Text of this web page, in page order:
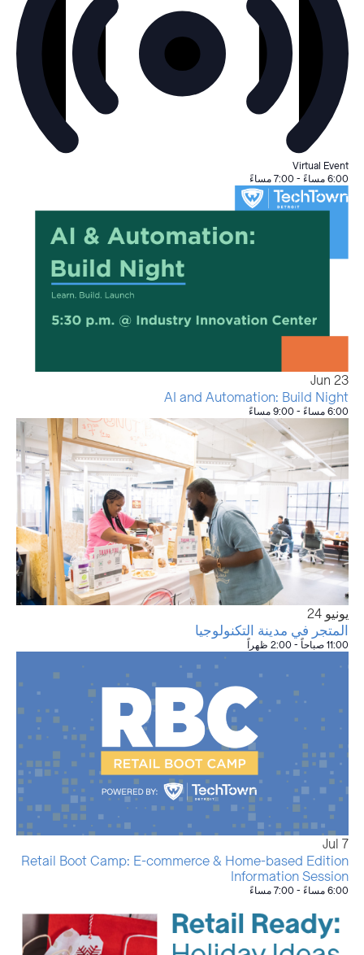
Virtual Event
6:00 مساءً
-7:00 مساءً
Jun23
AI and Automation: Build Night
6:00 مساءً -9:00 مساءً
يونيو24
المتجر في مدينة التكنولوجيا
11:00 صباحاً -2:00 ظهراً
Jul
Retail Boot Camp: E-commerce & Home-based Edition
Information Session
6:00 مساءً -7:00 مساءً